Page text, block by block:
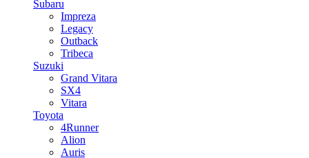
Subaru
Impreza
Legacy
Outback
Tribeca
Suzuki
Grand Vitara
SX4
Vitara
Toyota
4Runner
Alion
Auris